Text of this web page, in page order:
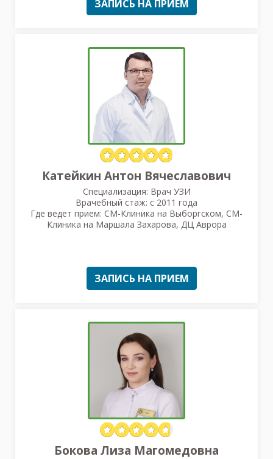
ЗАПИСЬ НА ПРИЕМ
Катейкин Антон Вячеславович
Специализация: Врач УЗИ
Врачебный стаж: с 2011 года
Где ведет прием: СМ-Клиника на Выборгском, СМ-
Клиника на Маршала Захарова, ДЦ Аврора
ЗАПИСЬ НА ПРИЕМ
Бокова Лиза Магомедовна